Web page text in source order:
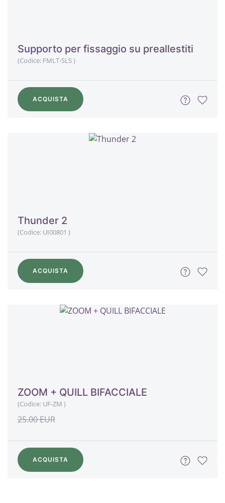
Supporto per fissaggio su preallestiti
(Codice: FMLT-SLS)
ACQUISTA
Thunder 2
(Codice: UI00801 )
ACQUISTA
ZOOM + QUILL BIFACCIALE
(Codice: UF-ZM )
25.00 EUR
ACQUISTA